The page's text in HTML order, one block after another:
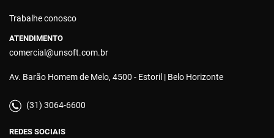
Trabalhe conosco
ATENDIMENTO
comercial@unsoft.com.br
Av. Barão Homem de Melo, 4500 - Estoril | Belo Horizonte
(31) 3064-6600
REDES SOCIAIS